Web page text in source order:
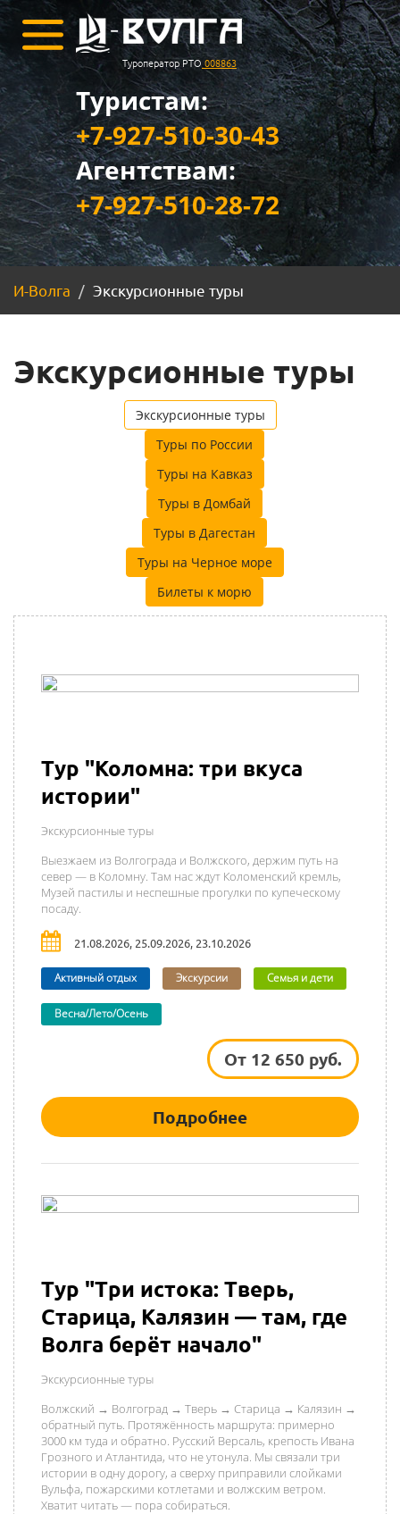
Туроператор РТО 008863
Туристам:
+7-927-510-30-43
Агентствам:
+7-927-510-28-72
И-Волга Экскурсионные туры
Экскурсионные туры
Экскурсионные туры
Туры по России
Туры на Кавказ
Туры в Домбай
Туры в Дагестан
Туры на Черное море
Билеты к морю
Тур "Коломна: три вкуса
истории"
Экскурсионные туры
Выезжаем из Волгограда и Волжского, держим путь на
север — в Коломну. Там нас ждут Коломенский кремль,
Музей пастилы и неспешные прогулки по купеческому
посаду.
21.08.2026, 25.09.2026, 23.10.2026
Активный отдых Экскурсии Семья и дети
Весна/Лето/Осень
От 12 650 руб.
Подробнее
Тур "Три истока: Тверь,
Старица, Калязин — там, где
Волга берёт начало"
Экскурсионные туры
Волжский → Волгоград → Тверь → Старица → Калязин →
обратный путь. Протяжённость маршрута: примерно
3000 км туда и обратно. Русский Версаль, крепость Ивана
Грозного и Атлантида, что не утонула. Мы связали три
истории в одну дорогу, а сверху приправили слойками
Вульфа, пожарскими котлетами и волжским ветром.
Хватит читать — пора собираться.